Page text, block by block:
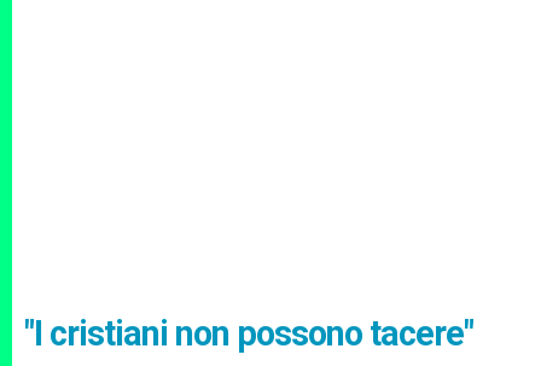
"I cristiani non possono tacere"